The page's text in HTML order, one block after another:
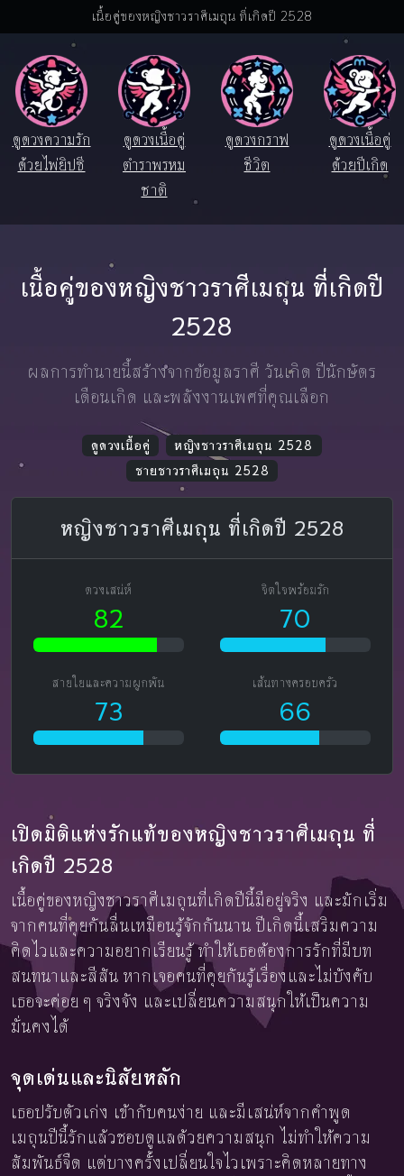
เนื้อคู่ของหญิงชาวราศีเมถุน ที่เกิดปี 2528
ดูดวงความรัก
ด้วยไพ่ยิปซี
ดูดวงเนื้อคู่
ตำราพรหม
ชาติ
ดูดวงกราฟ
ชีวิต
ดูดวงเนื้อคู่
ด้วยปีเกิด
เนื้อคู่ของหญิงชาวราศีเมถุน ที่เกิดปี
2528
ผลการทำนายนี้สร้างจากข้อมูลราศี วันเกิด ปีนักษัตร
เดือนเกิด และพลังงานเพศที่คุณเลือก
ดูดวงเนื้อคู่
หญิงชาวราศีเมถุน 2528
ชายชาวราศีเมถุน 2528
หญิงชาวราศีเมถุน ที่เกิดปี 2528
ดวงเสน่ห์
82
จิตใจพร้อมรัก
70
สายใยและความผูกพัน
73
เส้นทางครอบครัว
66
เปิดมิติแห่งรักแท้ของหญิงชาวราศีเมถุน ที่
เกิดปี 2528
เนื้อคู่ของหญิงชาวราศีเมถุนที่เกิดปีนี้มีอยู่จริง และมักเริ่ม
จากคนที่คุยกันลื่นเหมือนรู้จักกันนาน ปีเกิดนี้เสริมความ
คิดไวและความอยากเรียนรู้ ทำให้เธอต้องการรักที่มีบท
สนทนาและสีสัน หากเจอคนที่คุยกันรู้เรื่องและไม่บังคับ
เธอจะค่อย ๆ จริงจัง และเปลี่ยนความสนุกให้เป็นความ
มั่นคงได้
จุดเด่นและนิสัยหลัก
เธอปรับตัวเก่ง เข้ากับคนง่าย และมีเสน่ห์จากคำพูด
เมถุนปีนี้รักแล้วชอบดูแลด้วยความสนุก ไม่ทำให้ความ
สัมพันธ์จืด แต่บางครั้งเปลี่ยนใจไวเพราะคิดหลายทาง